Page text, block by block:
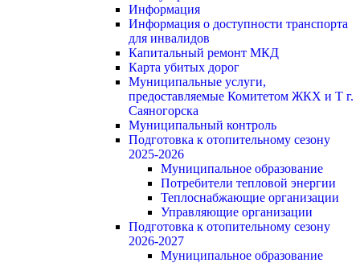
Информация
Информация о доступности транспорта
для инвалидов
Капитальный ремонт МКД
Карта убитых дорог
Муниципальные услуги,
предоставляемые Комитетом ЖКХ и Т г.
Саяногорска
Муниципальный контроль
Подготовка к отопительному сезону
2025-2026
Муниципальное образование
Потребители тепловой энергии
Теплоснабжающие организации
Управляющие организации
Подготовка к отопительному сезону
2026-2027
Муниципальное образование